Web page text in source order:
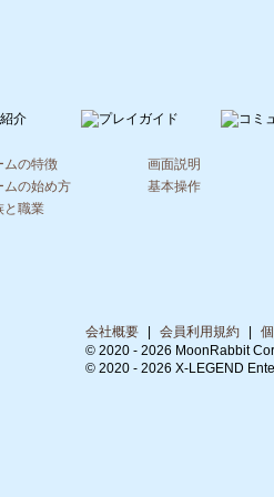
ムの特徴
ムの始め方
と職業
画面説明
基本操作
会社概要 会員利用規約
© 2020 - 2026 MoonRabbit
© 2020 - 2026 X-LEGEND